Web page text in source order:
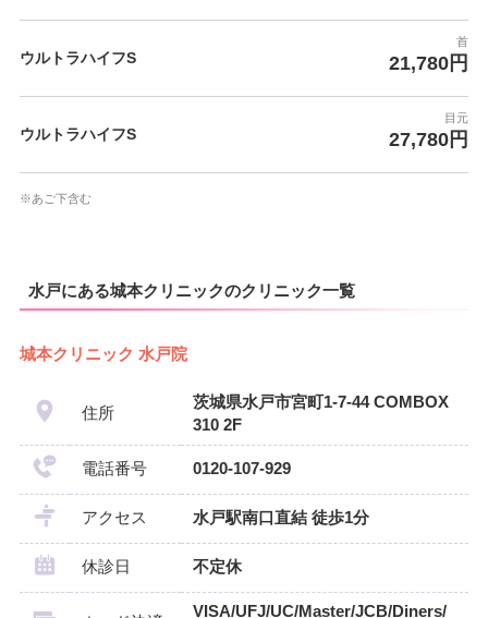
ウルトラハイフS
首
21,780円
ウルトラハイフS
目元
27,780円
※あご下含む
水戸にある城本クリニックのクリニック一覧
城本クリニック 水戸院
住所
茨城県水戸市宮町1-7-44 COMBOX
310 2F
電話番号 0120-107-929
アクセス 水戸駅南口直結 徒歩1分
休診日 不定休
VISA/UFJ/UC/Master/JCB/Diners/